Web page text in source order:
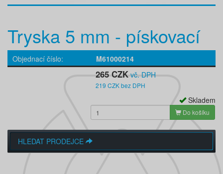
Tryska 5 mm - pískovací
Objednací číslo M61000214
265 CZK vč. DPH
219 CZK bez DPH
Skladem
Do košíku
HLEDAT PRODEJCE